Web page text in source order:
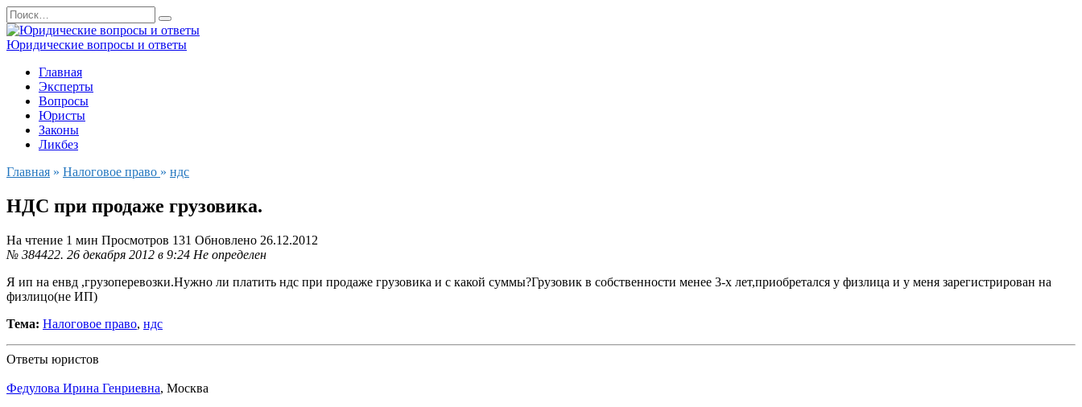
Перейти
к
содержанию
Search
for:
Юридические вопросы и ответы
Главная
Эксперты
Вопросы
Юристы
Законы
Ликбез
Главная » Налоговое право » ндс
НДС при продаже грузовика.
На чтение 1 мин Просмотров 131 Обновлено 26.12.2012
№ 384422. 26 декабря 2012 в 9:24 Не определен
Я ип на енвд ,грузоперевозки.Нужно ли платить ндс при продаже грузовика и с какой суммы?Грузовик в собственности менее 3-х лет,приобретался у физлица и у меня зарегистрирован на
физлицо(не ИП)
Тема: Налоговое право, ндс
Ответы юристов
Федулова Ирина Генриевна, Москва